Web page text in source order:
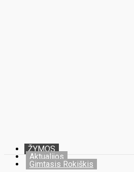
ŽYMOS
Aktualijos
Gimtasis Rokiškis